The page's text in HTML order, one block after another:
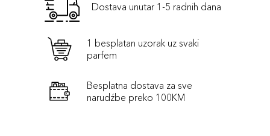
Dostava unutar 1-5 radnih dana
1 besplatan uzorak uz svaki
parfem
Besplatna dostava za sve
narudźbe preko 100KM